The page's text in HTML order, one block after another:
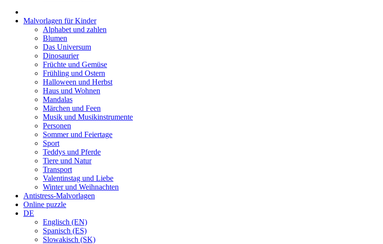
Malvorlagen für Kinder
Alphabet und zahlen
Blumen
Das Universum
Dinosaurier
Früchte und Gemüse
Frühling und Ostern
Halloween und Herbst
Haus und Wohnen
Mandalas
Märchen und Feen
Musik und Musikinstrumente
Personen
Sommer und Feiertage
Sport
Teddys und Pferde
Tiere und Natur
Transport
Valentinstag und Liebe
Winter und Weihnachten
Antistress-Malvorlagen
Online puzzle
DE
Englisch (EN)
Spanisch (ES)
Slowakisch (SK)